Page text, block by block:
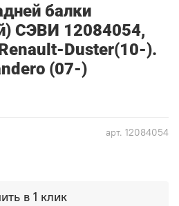
арт. 12084054
балки
СЭВИ 12084054,
Duster(10-).
(07-)
в 1 клик